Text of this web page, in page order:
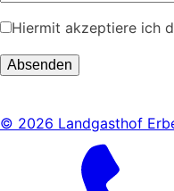
Hiermit akzeptiere ich
© 2026 Landgasthof